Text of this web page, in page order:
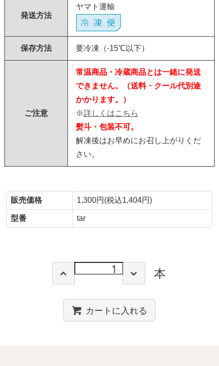
発送方法
ヤマト運輸
保存方法 要冷凍（-15℃以下）
ご注意
常温商品・冷蔵商品とは一緒に発送
できません。（送料・クール代別途
かかります。）
※詳しくはこちら
熨斗・包装不可。
解凍後はお早めにお召し上がりくだ
さい。
販売価格 1,300円(税込1,404円)
型番 tar
本
カートに入れる